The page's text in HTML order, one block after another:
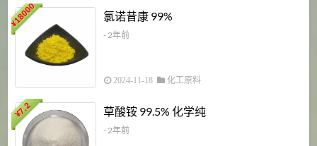
¥
18000 氯诺昔康 99%
- 2年前
2024-11-18 化工原料
¥
7.2 草酸铵 99.5% 化学纯
- 2年前